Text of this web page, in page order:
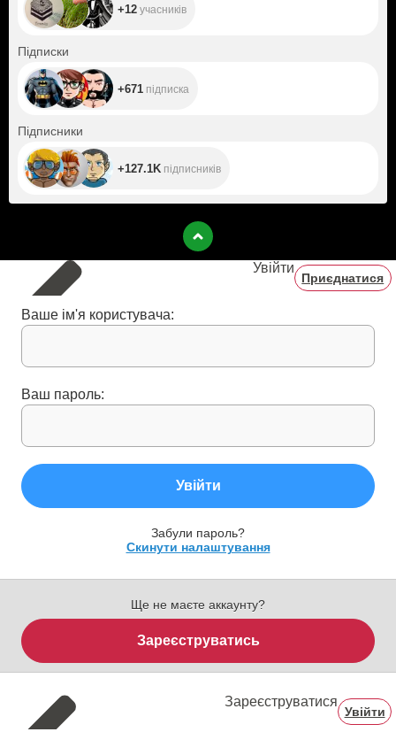
+12 учасників
Підписки
+671 підписка
Підписники
+127.1K підписників
Увійти
Приєднатися
Ваше ім'я користувача:
Ваш пароль:
Увійти
Забули пароль?
Скинути налаштування
Ще не маєте аккаунту?
Зареєструватись
Зареєструватися
Увійти